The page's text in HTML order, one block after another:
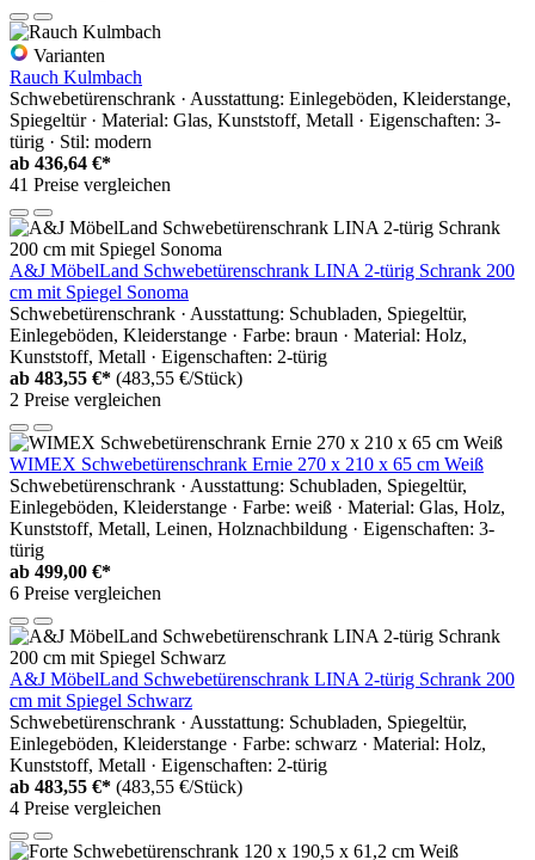
Varianten
Rauch Kulmbach
Schwebetürenschrank · Ausstattung: Einlegeböden, Kleiderstange,
Spiegeltür · Material: Glas, Kunststoff, Metall · Eigenschaften: 3-
türig · Stil: modern
ab 436,64 €*
41 Preise vergleichen
A&J MöbelLand Schwebetürenschrank LINA 2-türig Schrank 200
cm mit Spiegel Sonoma
Schwebetürenschrank · Ausstattung: Schubladen, Spiegeltür,
Einlegeböden, Kleiderstange · Farbe: braun · Material: Holz,
Kunststoff, Metall · Eigenschaften: 2-türig
ab 483,55 €* (483,55 €/Stück)
2 Preise vergleichen
WIMEX Schwebetürenschrank Ernie 270 x 210 x 65 cm Weiß
Schwebetürenschrank · Ausstattung: Schubladen, Spiegeltür,
Einlegeböden, Kleiderstange · Farbe: weiß · Material: Glas, Holz,
Kunststoff, Metall, Leinen, Holznachbildung · Eigenschaften: 3-
türig
ab 499,00 €*
6 Preise vergleichen
A&J MöbelLand Schwebetürenschrank LINA 2-türig Schrank 200
cm mit Spiegel Schwarz
Schwebetürenschrank · Ausstattung: Schubladen, Spiegeltür,
Einlegeböden, Kleiderstange · Farbe: schwarz · Material: Holz,
Kunststoff, Metall · Eigenschaften: 2-türig
ab 483,55 €* (483,55 €/Stück)
4 Preise vergleichen